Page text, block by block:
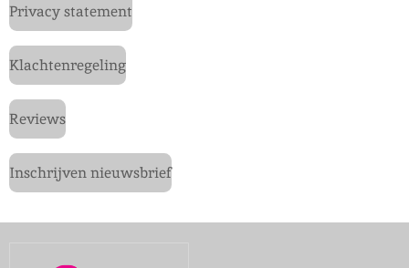
Privacy statement
Klachtenregeling
Reviews
Inschrijven nieuwsbrief